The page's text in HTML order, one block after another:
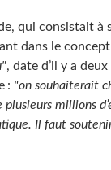
qui consistait à
dans le
, date d’il y a deux
: "on souhaiterait
millions
Il faut